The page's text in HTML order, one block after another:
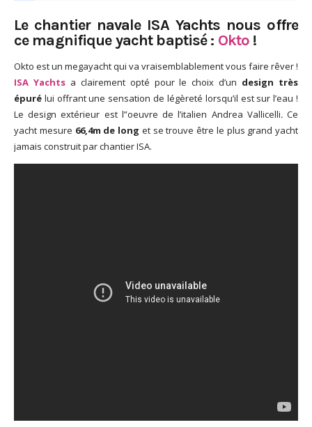
Mar 16, 2017 | Joyeux
anniversaire Lara Croft !
Mar 10, 2017 |TGIF – Thank
God It’s Friday | Journée de
la Femme
Mar 06, 2017 |No Money
Kids s’offre un clip très
esthétique pour leur
Le chantier navale ISA Yachts nous offre
ce magnifique yacht baptisé : Okto !
Okto est un megayacht qui va vraisemblablement vous faire rêver !
ISA Yachtsa clairement opté pour le choix d’un design très
épuré lui offrant une sensation de légèreté lorsqu’il est sur l’eau !
Le design extérieur est l”oeuvre de l’italien Andrea Vallicelli.Ce
yacht mesure 66,4m de long et se trouve être le plus grand yacht
jamais construit par chantier ISA.